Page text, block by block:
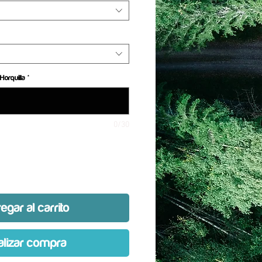
*
al carrito
compra